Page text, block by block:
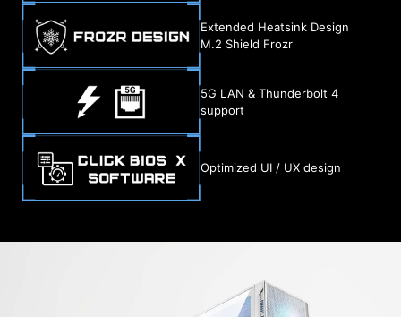
Extended Heatsink Design
M.2 Shield Frozr
5G LAN & Thunderbolt 4
support
Optimized UI / UX design